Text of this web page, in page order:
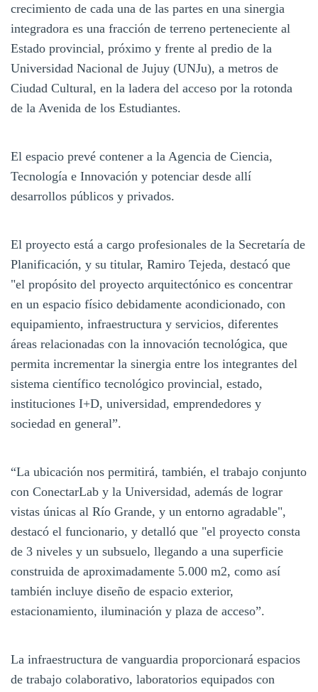
crecimiento de cada una de las partes en una sinergia
integradora es una fracción de terreno perteneciente al
Estado provincial, próximo y frente al predio de la
Universidad Nacional de Jujuy (UNJu), a metros de
Ciudad Cultural, en la ladera del acceso por la rotonda
de la Avenida de los Estudiantes.
El espacio prevé contener a la Agencia de Ciencia,
Tecnología e Innovación y potenciar desde allí
desarrollos públicos y privados.
El proyecto está a cargo profesionales de la Secretaría de
Planificación, y su titular, Ramiro Tejeda, destacó que
"el propósito del proyecto arquitectónico es concentrar
en un espacio físico debidamente acondicionado, con
equipamiento, infraestructura y servicios, diferentes
áreas relacionadas con la innovación tecnológica, que
permita incrementar la sinergia entre los integrantes del
sistema científico tecnológico provincial, estado,
instituciones I+D, universidad, emprendedores y
sociedad en general”.
“La ubicación nos permitirá, también, el trabajo conjunto
con ConectarLab y la Universidad, además de lograr
vistas únicas al Río Grande, y un entorno agradable",
destacó el funcionario, y detalló que "el proyecto consta
de 3 niveles y un subsuelo, llegando a una superficie
construida de aproximadamente 5.000 m2, como así
también incluye diseño de espacio exterior,
estacionamiento, iluminación y plaza de acceso”.
La infraestructura de vanguardia proporcionará espacios
de trabajo colaborativo, laboratorios equipados con